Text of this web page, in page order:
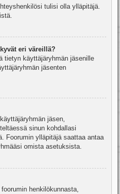
tulisi olla ylläpitäjä.
eri väreillä?
tietyn käyttäjäryhmän jäsenille
jäsenten
jäsen,
sinun kohdallasi
Foorumin ylläpitäjä saattaa antaa
omista asetuksista.
henkilökunnasta,